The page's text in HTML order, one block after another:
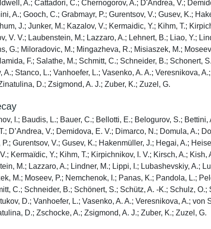
A.; Cattadori, C.; Chernogorov, A.; D'Andrea, V.;
A.; Gooch, C.; Grabmayr, P.; Gurentsov, V.; Gusev, K.;
J.; Junker, M.; Kazalov, V.; Kermaidic, Y.; Kihm, T.;
V. V.; Laubenstein, M.; Lazzaro, A.; Lehnert, B.; Liao, Y.;
G.; Miloradovic, M.; Mingazheva, R.; Misiaszek, M.;
F.; Salathe, M.; Schmitt, C.; Schneider, B.; Schonert,
Stanco, L.; Vanhoefer, L.; Vasenko, A. A.; Veresnikova,
D.; Zsigmond, A. J.; Zuber, K.; Zuzel, G.
I.; Baudis, L.; Bauer, C.; Bellotti, E.; Belogurov, S.;
D’Andrea, V.; Demidova, E. V.; Dimarco, N.; Domula, A.;
Gurentsov, V.; Gusev, K.; Hakenmüller, J.; Hegai, A.;
Kermaïdic, Y.; Kihm, T.; Kirpichnikov, I. V.; Kirsch, A.;
M.; Lazzaro, A.; Lindner, M.; Lippi, I.; Lubashevskiy, A.;
M.; Moseev, P.; Nemchenok, I.; Panas, K.; Pandola, L.;
C.; Schneider, B.; Schönert, S.; Schütz, A. -K.; Schulz,
D.; Vanhoefer, L.; Vasenko, A. A.; Veresnikova, A.; von
D.; Zschocke, A.; Zsigmond, A. J.; Zuber, K.; Zuzel, G.